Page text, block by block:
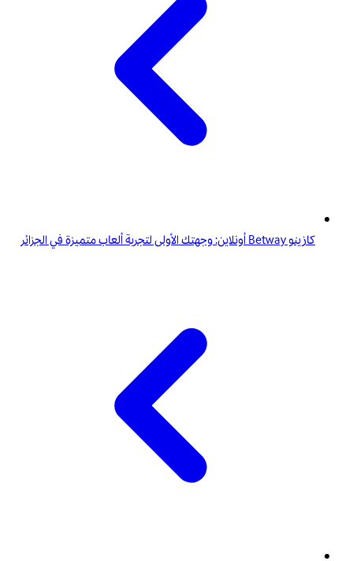
كازينو Betway أونلاين: وجهتك الأولى لتجربة ألعاب متميزة في الجزائر